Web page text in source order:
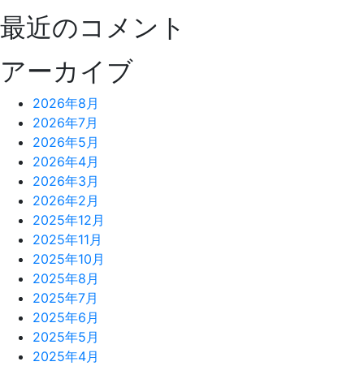
最近のコメント
アーカイブ
2026年8月
2026年7月
2026年5月
2026年4月
2026年3月
2026年2月
2025年12月
2025年11月
2025年10月
2025年8月
2025年7月
2025年6月
2025年5月
2025年4月